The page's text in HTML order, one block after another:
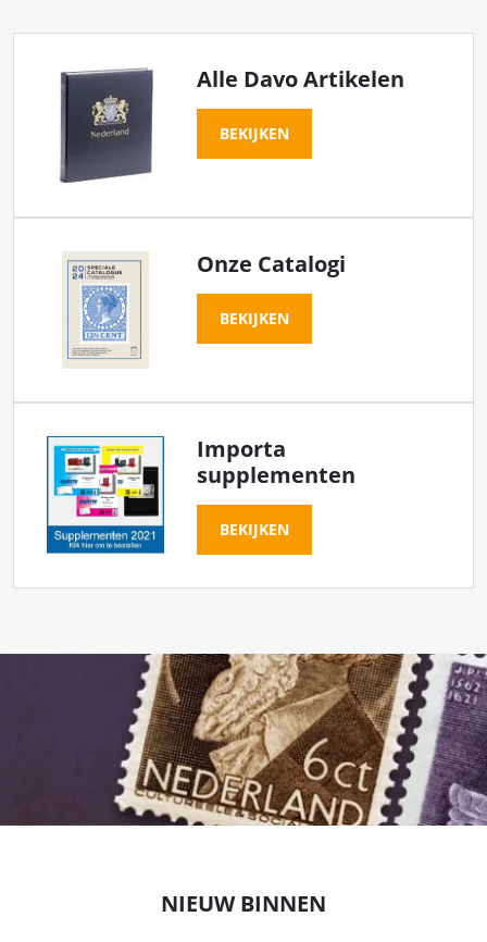
Alle Davo Artikelen
BEKIJKEN
Onze Catalogi
BEKIJKEN
Importa
supplementen
BEKIJKEN
NIEUW BINNEN